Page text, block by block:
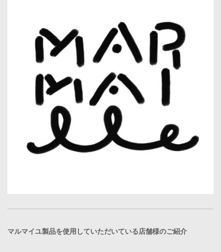
マルマイユ製品を使用していただいている店舗様のご紹介